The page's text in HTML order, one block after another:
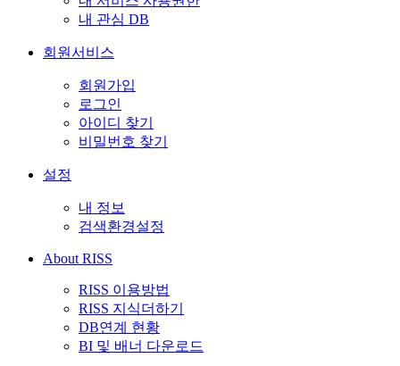
내 관심 DB
회원서비스
회원가입
로그인
아이디 찾기
비밀번호 찾기
설정
내 정보
검색환경설정
About RISS
RISS 이용방법
RISS 지식더하기
DB연계 현황
BI 및 배너 다운로드